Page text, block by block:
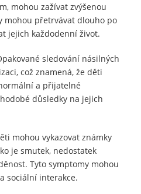
mohou zažívat zvýšenou
mohou přetrvávat dlouho po
jejich každodenní život.
sledování násilných
což znamená, že děti
a přijatelné
důsledky na jejich
mohou vykazovat známky
je smutek, nedostatek
Tyto symptomy mohou
sociální interakce.